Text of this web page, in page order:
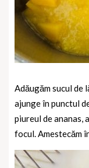
Adăugăm sucul de
ajunge în punctul
piureul de ananas,
focul. Amestecăm